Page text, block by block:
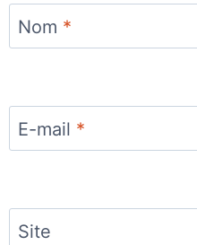
Nom *
E-mail *
Site